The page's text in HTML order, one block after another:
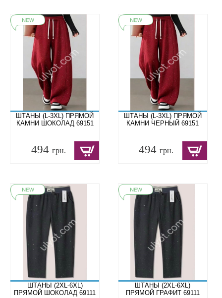
ШТАНЫ (L-3XL) ПРЯМОЙ
КАМНИ ШОКОЛАД 69151
494 грн.
ШТАНЫ (L-3XL) ПРЯМОЙ
КАМНИ ЧЕРНЫЙ 69151
494грн.
ШТАНЫ (2XL-6XL)
ПРЯМОЙ ШОКОЛАД 69111
ШТАНЫ (2XL-6XL)
ПРЯМОЙ ГРАФИТ 69111